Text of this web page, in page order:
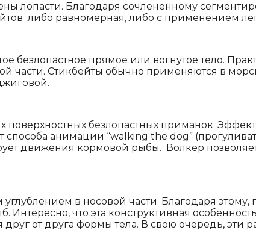
лопасти. Благодаря сочлененному
либо равномерная, либо с применением
безлопастное прямое или вогнутое тело.
части. Стикбейты обычно применяются в
безлопастных приманок.
анимации “walking the dog”
движения кормовой рыбы. Волкер
в носовой части. Благодаря
что эта конструктивная
от друга формы тела. В свою очередь, эти